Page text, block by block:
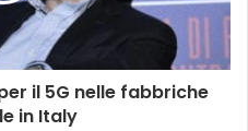
il 5G nelle fabbriche
in Italy